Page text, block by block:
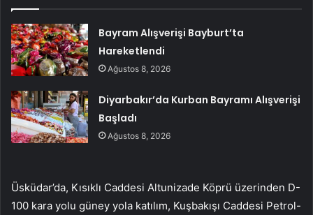
Bayram Alışverişi Bayburt’ta
Hareketlendi
Ağustos 8, 2026
Diyarbakır’da Kurban Bayramı Alışverişi
Başladı
Ağustos 8, 2026
Üsküdar’da, Kısıklı Caddesi Altunizade Köprü üzerinden D-
100 kara yolu güney yola katılım, Kuşbakışı Caddesi Petrol-